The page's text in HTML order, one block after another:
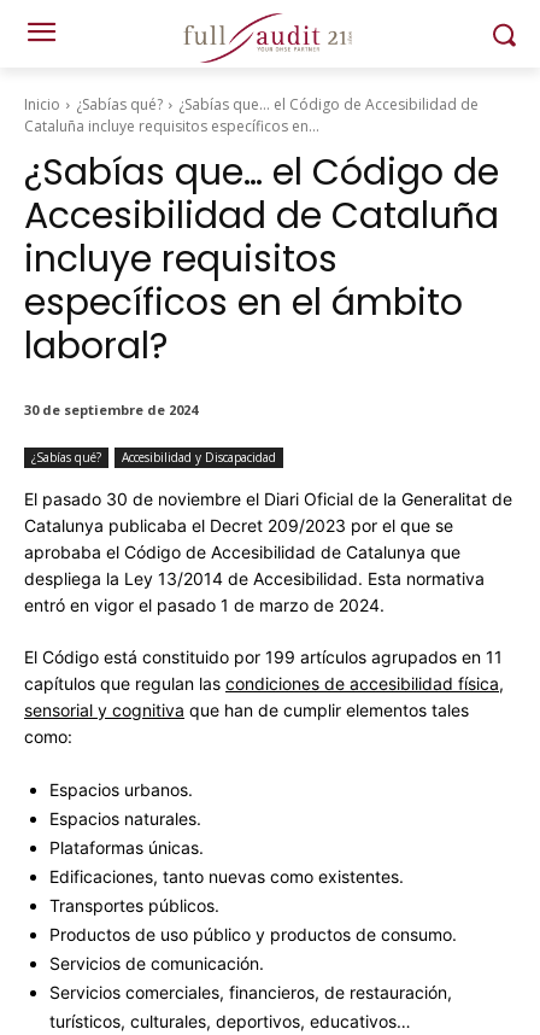
Inicio ¿Sabías qué?
¿Sabías que… el Código de Accesibilidad de
Cataluña incluye requisitos específicos en...
¿Sabías que… el Código de
Accesibilidad de Cataluña
incluye requisitos
específicos en el ámbito
laboral?
30 de septiembre de 2024
¿Sabías qué? Accesibilidad y Discapacidad
El pasado 30 de noviembre el Diari Oficial de la Generalitat de
Catalunya publicaba el Decret 209/2023 por el que se
aprobaba el Código de Accesibilidad de Catalunya que
despliega la Ley 13/2014 de Accesibilidad. Esta normativa
entró en vigor el pasado 1 de marzo de 2024.
El Código está constituido por 199 artículos agrupados en 11
capítulos que regulan las condiciones de accesibilidad física,
sensorial y cognitiva que han de cumplir elementos tales
como:
Espacios urbanos.
Espacios naturales.
Plataformas únicas.
Edificaciones, tanto nuevas como existentes.
Transportes públicos.
Productos de uso público y productos de consumo.
Servicios de comunicación.
Servicios comerciales, financieros, de restauración,
turísticos, culturales, deportivos, educativos…